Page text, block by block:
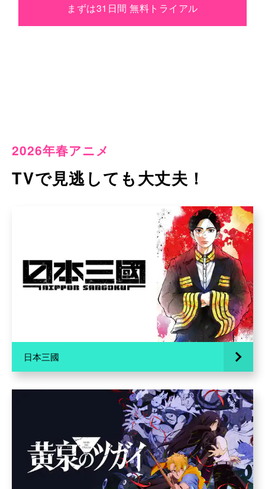
まずは31日間 無料トライアル
2026年春アニメ
TVで見逃しても大丈夫！
日本三國